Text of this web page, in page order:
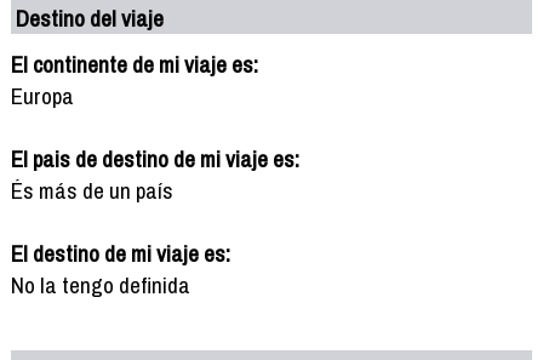
Destino del viaje
El continente de mi viaje es:
Europa
El pais de destino de mi viaje es:
És más de un país
El destino de mi viaje es:
No la tengo definida